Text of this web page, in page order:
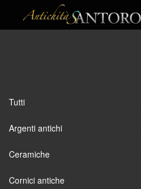
Tutti
Argenti antichi
Ceramiche
Cornici antiche